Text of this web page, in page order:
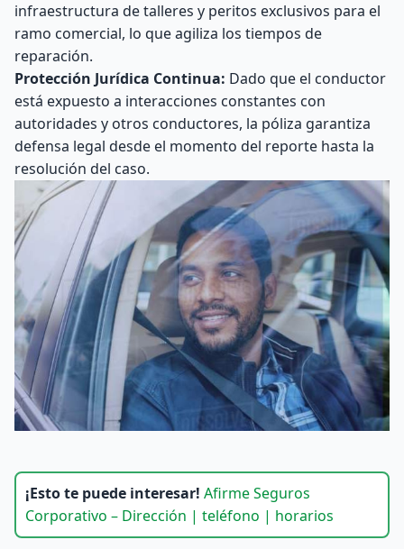
infraestructura de talleres y peritos exclusivos para el
ramo comercial, lo que agiliza los tiempos de
reparación.
Protección Jurídica Continua: Dado que el conductor
está expuesto a interacciones constantes con
autoridades y otros conductores, la póliza garantiza
defensa legal desde el momento del reporte hasta la
resolución del caso.
¡Esto te puede interesar! Afirme Seguros
Corporativo – Dirección | teléfono | horarios